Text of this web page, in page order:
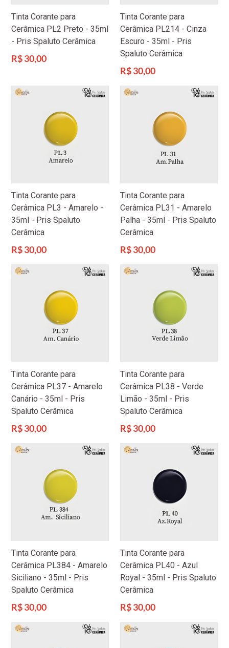
Tinta Corante para
Cerâmica PL2 Preto - 35ml
- Pris Spaluto Cerâmica
Preço
R$ 30,00
Tinta Corante para
Cerâmica PL214 - Cinza
Escuro - 35ml - Pris
Spaluto Cerâmica
Preço
R$ 30,00
Tinta Corante para
Cerâmica PL3 - Amarelo -
35ml - Pris Spaluto
Cerâmica
Preço
R$ 30,00
Tinta Corante para
Cerâmica PL31 - Amarelo
Palha - 35ml - Pris Spaluto
Cerâmica
Preço
R$ 30,00
Tinta Corante para
Cerâmica PL37 - Amarelo
Canário - 35ml - Pris
Spaluto Cerâmica
Preço
R$ 30,00
Tinta Corante para
Cerâmica PL38 - Verde
Limão - 35ml - Pris
Spaluto Cerâmica
Preço
R$ 30,00
Tinta Corante para
Cerâmica PL384 - Amarelo
Siciliano - 35ml - Pris
Spaluto Cerâmica
Preço
R$ 30,00
Tinta Corante para
Cerâmica PL40 - Azul
Royal - 35ml - Pris Spaluto
Cerâmica
Preço
R$ 30,00